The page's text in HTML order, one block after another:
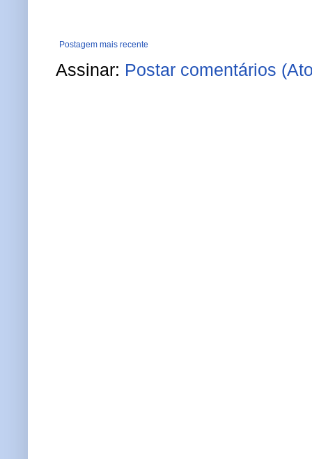
Postagem mais recente
Assinar: Postar comentários